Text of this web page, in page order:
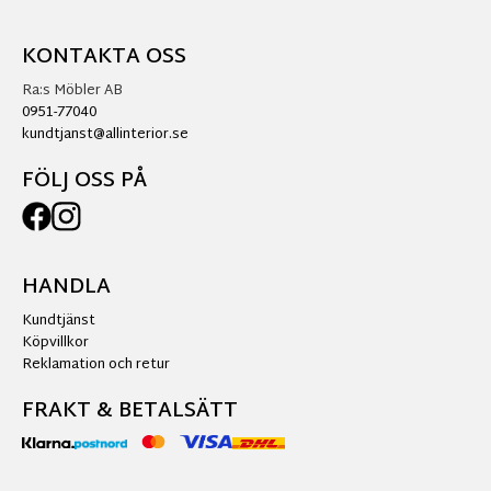
KONTAKTA OSS
Ra:s Möbler AB
0951-77040
kundtjanst@allinterior.se
FÖLJ OSS PÅ
HANDLA
Kundtjänst
Köpvillkor
Reklamation och retur
FRAKT & BETALSÄTT